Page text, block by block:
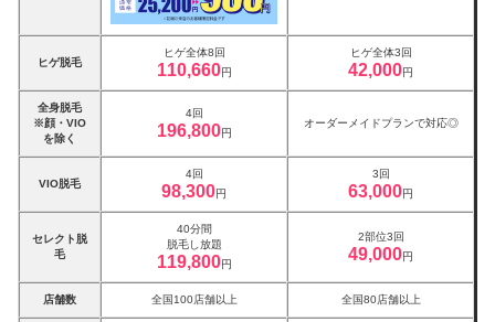
ヒゲ脱毛
ヒゲ全体8回
110,660円
ヒゲ全体3回
42,000円
全身脱毛
※顔・VIO
を除く
4回
196,800円
オーダーメイドプランで対応◎
VIO脱毛
4回
98,300円
3回
63,000円
セレクト脱
毛
40分間
脱毛し放題
119,800円
2部位3回
49,000円
店舗数 全国100店舗以上 全国80店舗以上